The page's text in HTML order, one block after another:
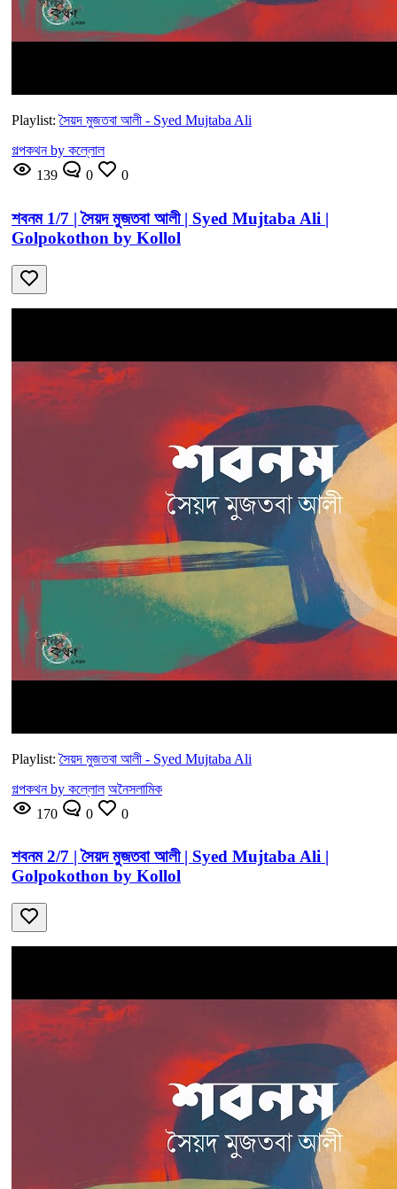
Playlist:সৈয়দ মুজতবা আলী - Syed Mujtaba Ali
গল্পকথন by কল্লোল
139
0 0
শবনম 1/7 | সৈয়দ মুজতবা আলী | Syed Mujtaba Ali |
Golpokothon by Kollol
Playlist:সৈয়দ মুজতবা আলী - Syed Mujtaba Ali
গল্পকথন by কল্লোল অনৈসলামিক
170
0 0
শবনম 2/7 | সৈয়দ মুজতবা আলী | Syed Mujtaba Ali |
Golpokothon by Kollol